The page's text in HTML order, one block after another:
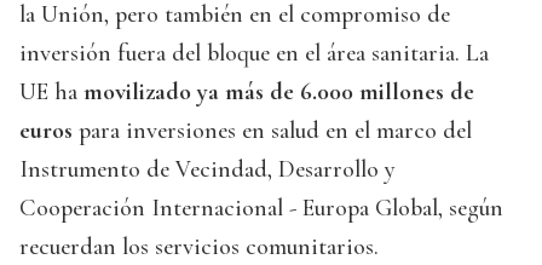
la Unión, pero también en el compromiso de
inversión fuera del bloque en el área sanitaria. La
UE ha movilizado ya más de 6.000 millones de
euros para inversiones en salud en el marco del
Instrumento de Vecindad, Desarrollo y
Cooperación Internacional - Europa Global, según
recuerdan los servicios comunitarios.